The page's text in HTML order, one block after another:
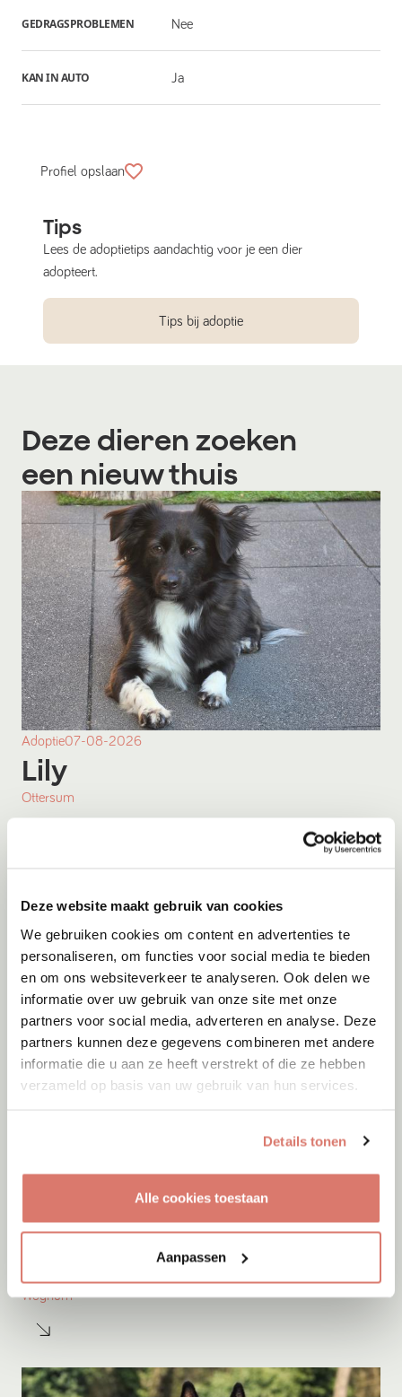
Deze website maakt gebruik van cookies
We gebruiken cookies om content en advertenties te
personaliseren, om functies voor social media te bieden
en om ons websiteverkeer te analyseren. Ook delen we
informatie over uw gebruik van onze site met onze
partners voor social media, adverteren en analyse. Deze
partners kunnen deze gegevens combineren met andere
informatie die u aan ze heeft verstrekt of die ze hebben
verzameld op basis van uw gebruik van hun services.
Details tonen
Alle cookies toestaan
Aanpassen
GEDRAGSPROBLEMEN Nee
KAN IN AUTO Ja
Profiel opslaan
Tips
Lees de adoptietips aandachtig voor je een dier
adopteert.
Tips bij adoptie
Deze dieren zoeken
een nieuw thuis
Adoptie07-08-2026
Lily
Ottersum
Adoptie
Wognum